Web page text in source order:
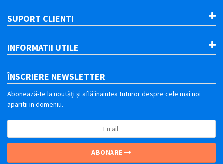
SUPORT CLIENTI
INFORMATII UTILE
ÎNSCRIERE NEWSLETTER
Abonează-te la noutăţi și află înaintea tuturor despre cele mai noi
aparitii in domeniu.
ABONARE